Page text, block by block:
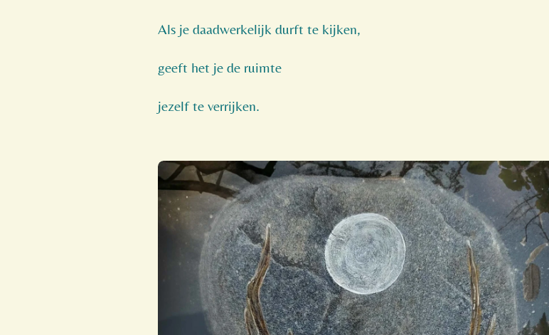
Als je daadwerkelijk durft te kijken,
geeft het je de ruimte
jezelf te verrijken.